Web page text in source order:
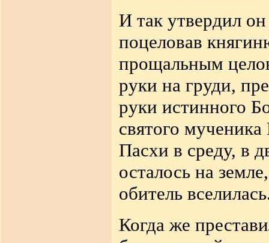
И так утвердил
поцеловав
прощальным
руки на груди,
руки истинного
святого
Пасхи в среду, в
осталось на
обитель
Когда же